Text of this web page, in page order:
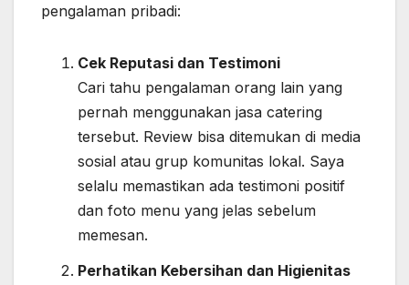
pengalaman pribadi:
Cek Reputasi dan Testimoni
Cari tahu pengalaman orang lain yang
pernah menggunakan jasa catering
tersebut. Review bisa ditemukan di media
sosial atau grup komunitas lokal. Saya
selalu memastikan ada testimoni positif
dan foto menu yang jelas sebelum
memesan.
Perhatikan Kebersihan dan Higienitas